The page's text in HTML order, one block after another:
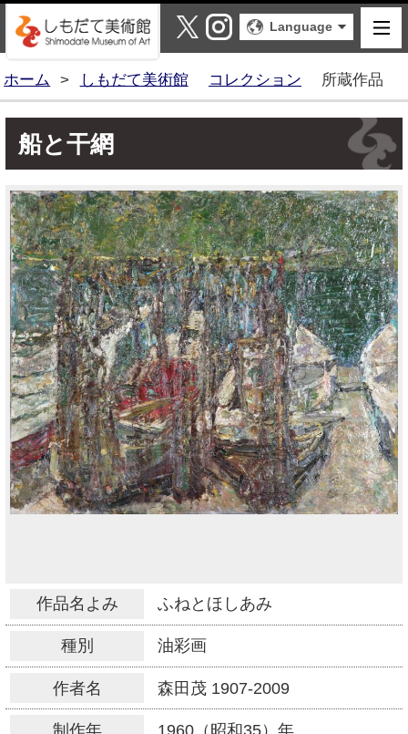
しもだて美術館
X Instagram
Language
ホーム > しもだて美術館 コレクション 所蔵作品
船と干網
作品名よみ ふねとほしあみ
種別 油彩画
作者名 森田茂 1907-2009
制作年 1960（昭和35）年